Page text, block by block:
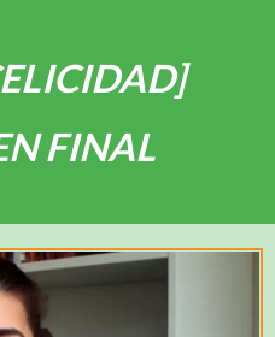
FINAL